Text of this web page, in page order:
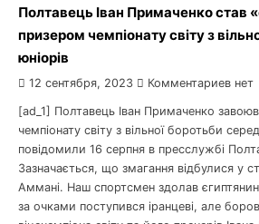
Полтавець Іван Примаченко став
призером чемпіонату світу з
юніорів
12 сентября, 2023 Комментариев нет
[ad_1] Полтавець Іван Примаченко
чемпіонату світу з вільної боротьби
повідомили 16 серпня в пресслужбі
Зазначається, що змагання відбулися у
Аммані. Наш спортсмен здолав
за очками поступився іранцеві, але